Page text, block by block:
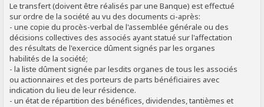
Le transfert (doivent être réalisés par une Banque) est effectué
sur ordre de la société au vu des documents ci-après:
- une copie du procès-verbal de l'assemblée générale ou des
décisions collectives des associés ayant statué sur l'affectation
des résultats de l'exercice dûment signés par les organes
habilités de la société;
- la liste dûment signée par lesdits organes de tous les associés
ou actionnaires et des porteurs de parts bénéficiaires avec
indication du lieu de leur résidence.
- un état de répartition des bénéfices, dividendes, tantièmes et